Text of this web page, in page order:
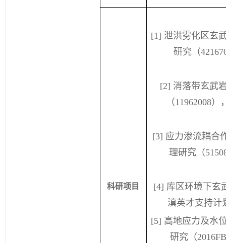
科研项目
[1] 泄洪雾化区玄
研究（
[2] 消落带玄武
（11962008）
[3] 应力渗流耦合
理研究（
[4] 库区环境下玄
滇英才支持计
[5] 高地应力及水
研究（